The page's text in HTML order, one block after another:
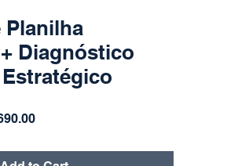
Planilha
Diagnóstico
Sale